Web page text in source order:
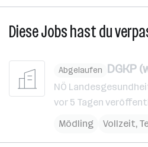
Diese Jobs hast du
Abgelaufen DGKP
NÖ
vor 5 Tagen
Mödling
Vollzeit,